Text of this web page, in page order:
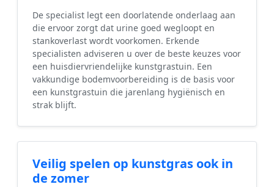
De specialist legt een doorlatende onderlaag aan
die ervoor zorgt dat urine goed wegloopt en
stankoverlast wordt voorkomen. Erkende
specialisten adviseren u over de beste keuzes voor
een huisdiervriendelijke kunstgrastuin. Een
vakkundige bodemvoorbereiding is de basis voor
een kunstgrastuin die jarenlang hygiënisch en
strak blijft.
Veilig spelen op kunstgras ook in
de zomer